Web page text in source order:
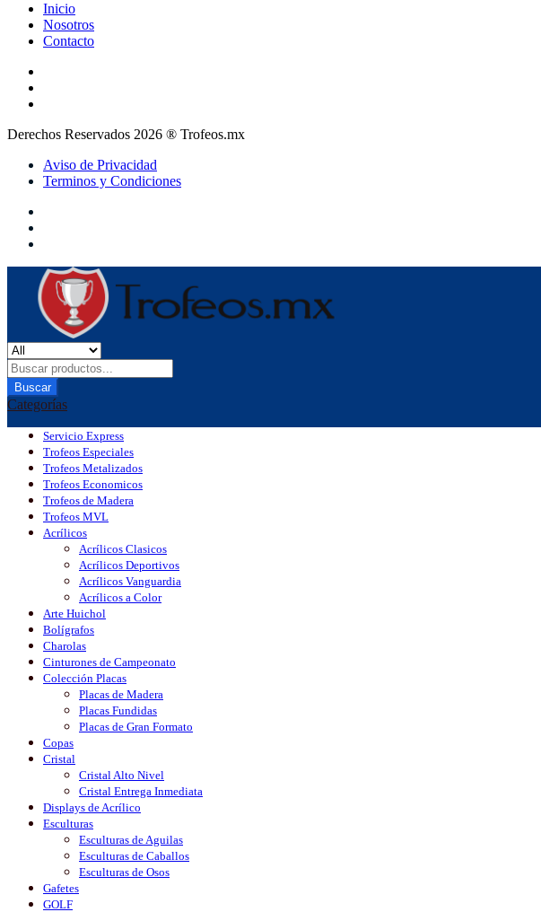
Inicio
Nosotros
Contacto
Derechos Reservados 2026 ® Trofeos.mx
Aviso de Privacidad
Terminos y Condiciones
Buscar
Categorías
Servicio Express
Trofeos Especiales
Trofeos Metalizados
Trofeos Economicos
Trofeos de Madera
Trofeos MVL
Acrílicos
Acrílicos Clasicos
Acrílicos Deportivos
Acrílicos Vanguardia
Acrílicos a Color
Arte Huichol
Bolígrafos
Charolas
Cinturones de Campeonato
Colección Placas
Placas de Madera
Placas Fundidas
Placas de Gran Formato
Copas
Cristal
Cristal Alto Nivel
Cristal Entrega Inmediata
Displays de Acrílico
Esculturas
Esculturas de Aguilas
Esculturas de Caballos
Esculturas de Osos
Gafetes
GOLF